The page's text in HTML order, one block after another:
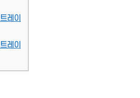
레이
레이